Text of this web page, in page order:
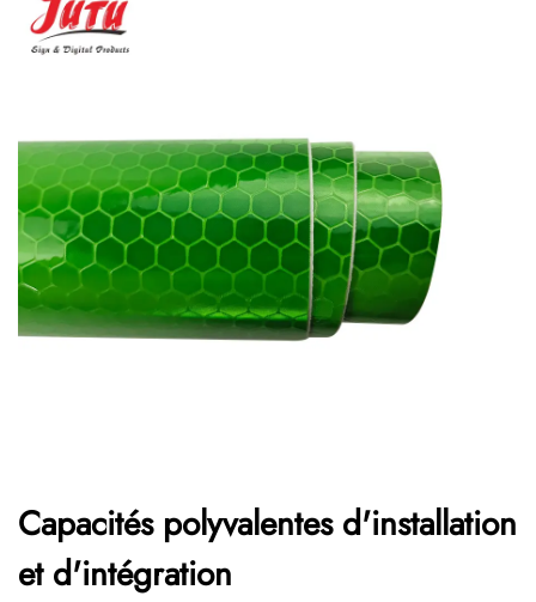
Capacités polyvalentes d'installation
et d'intégration